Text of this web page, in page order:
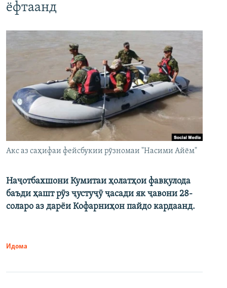
ёфтаанд
Акс аз саҳифаи фейсбукии рӯзномаи "Насими Айём"
Наҷотбахшони Кумитаи ҳолатҳои фавқулода
баъди ҳашт рӯз ҷустуҷӯ ҷасади як ҷавони 28-
соларо аз дарёи Кофарниҳон пайдо кардаанд.
Идома